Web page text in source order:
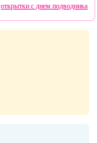
открытки с днем подводника